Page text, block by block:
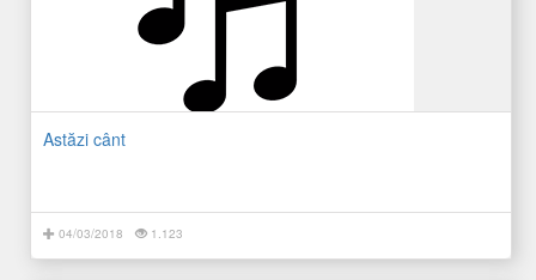
Astăzi cânt
04/03/2018 1.123